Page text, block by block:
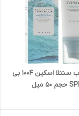
ضد آفتاب سنتلا اسکین 1004 بی